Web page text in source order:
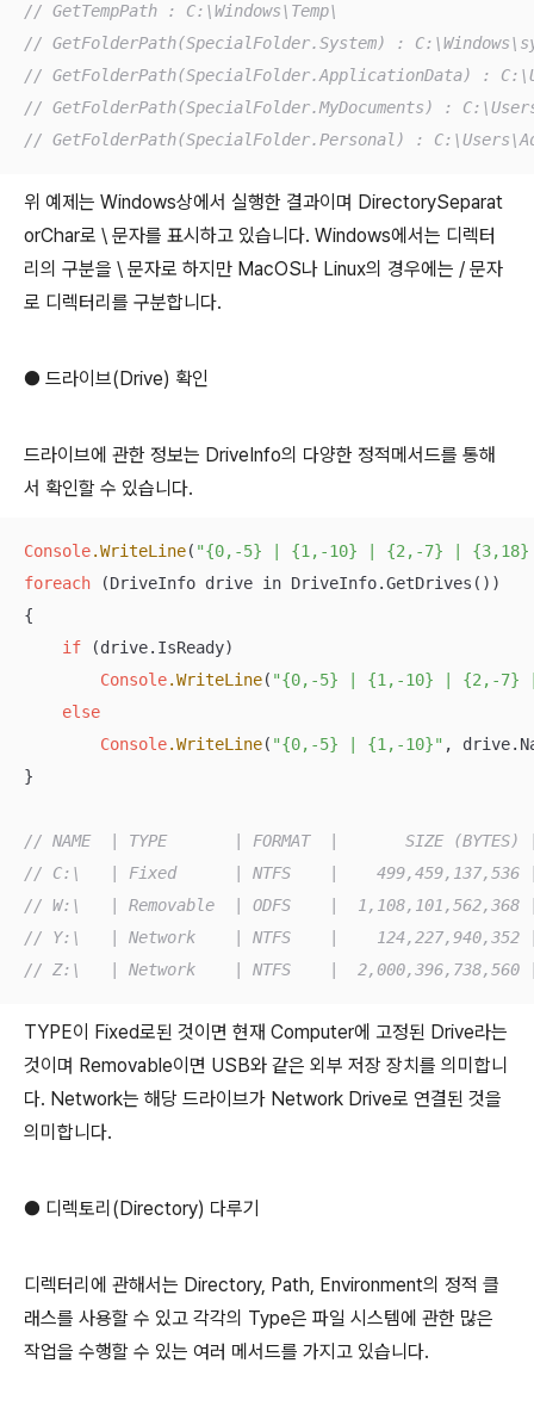
// GetTempPath : C:\Windows\Temp\
// GetFolderPath(SpecialFolder.System) :
// GetFolderPath(SpecialFolder.ApplicationData) :
// GetFolderPath(SpecialFolder.MyDocuments) :
// GetFolderPath(SpecialFolder.Personal) :
위 예제는 Windows상에서 실행한 결과이며 DirectorySeparat
orChar로 \ 문자를 표시하고 있습니다. Windows에서는 디렉터
리의 구분을 \ 문자로 하지만 MacOS나 Linux의 경우에는 / 문자
로 디렉터리를 구분합니다.
● 드라이브(Drive) 확인
드라이브에 관한 정보는 DriveInfo의 다양한 정적메서드를 통해
서 확인할 수 있습니다.
Console.WriteLine( "{0,-5} | {1,-10} | {2,-7} |
foreach (DriveInfo drive in DriveInfo.GetDrives())
{
if (drive.IsReady)
Console.WriteLine( "{0,-5} | {1,-10} | {2,-7} |
else
Console.WriteLine( "{0,-5} | {1,-10}" ,
}
// NAME  | TYPE       | FORMAT  |       SIZE (BYTES)
// C:\   | Fixed      | NTFS    |    499,459,137,536 |
// W:\   | Removable  | ODFS    |  1,108,101,562,368
// Y:\   | Network    | NTFS    |    124,227,940,352 |
// Z:\   | Network    | NTFS    |  2,000,396,738,560 |
TYPE이 Fixed로된 것이면 현재 Computer에 고정된 Drive라는
것이며 Removable이면 USB와 같은 외부 저장 장치를 의미합니
다. Network는 해당 드라이브가 Network Drive로 연결된 것을
의미합니다.
● 디렉토리(Directory) 다루기
디렉터리에 관해서는 Directory, Path, Environment의 정적 클
래스를 사용할 수 있고 각각의 Type은 파일 시스템에 관한 많은
작업을 수행할 수 있는 여러 메서드를 가지고 있습니다.